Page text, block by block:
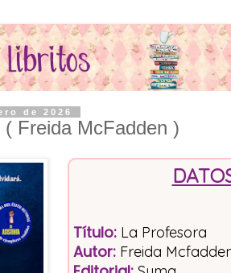
de 2026
Freida McFadden )
Título: La Profesora
Autor: Freida